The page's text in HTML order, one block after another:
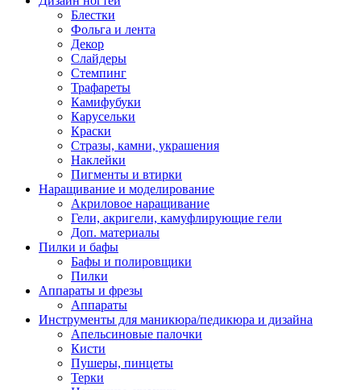
Блестки
Фольга и лента
Декор
Слайдеры
Стемпинг
Трафареты
Камифубуки
Карусельки
Краски
Стразы, камни, украшения
Наклейки
Пигменты и втирки
Наращивание и моделирование
Акриловое наращивание
Гели, акригели, камуфлирующие гели
Доп. материалы
Пилки и бафы
Бафы и полировщики
Пилки
Аппараты и фрезы
Аппараты
Инструменты для маникюра/педикюра и дизайна
Апельсиновые палочки
Кисти
Пушеры, пинцеты
Терки